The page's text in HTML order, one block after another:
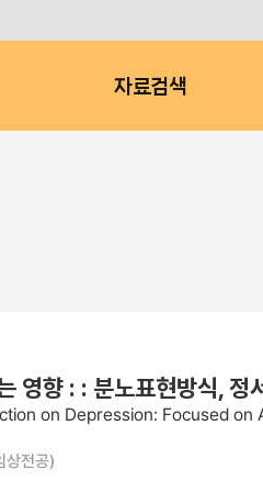
자료검색
영향 : : 분노표현방식,
on Depression: Focused
전공)